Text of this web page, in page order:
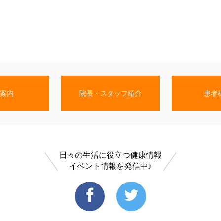
内 院長・スタッフ紹介 患者
日々の生活に役立つ健康情報
イベント情報を発信中♪